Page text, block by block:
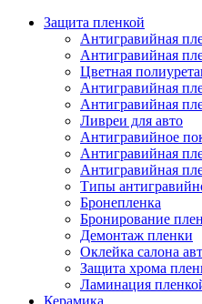
Защита пленкой
Антигравийная
Антигравийная
Цветная
Антигравийная
Антигравийная
Ливреи для авто
Антигравийное
Антигравийная
Антигравийная
Типы
Бронепленка
Бронирование
Демонтаж пленки
Оклейка салона
Защита хрома
Ламинация
Керамика